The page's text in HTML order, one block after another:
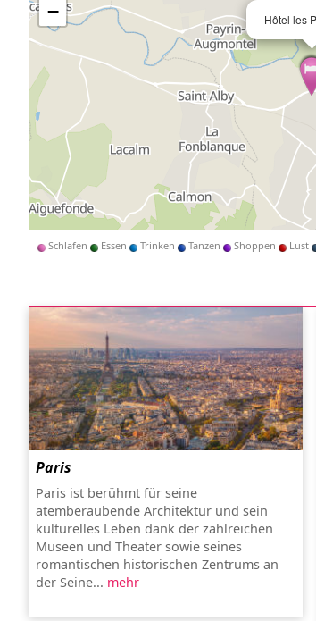
Hôtel les
−
Schlafen Essen Trinken Tanzen Shoppen Lust
Paris
Paris ist berühmt für seine
atemberaubende Architektur und sein
kulturelles Leben dank der zahlreichen
Museen und Theater sowie seines
romantischen historischen Zentrums an
der Seine... mehr